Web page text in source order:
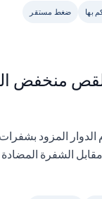
بها ضغط مستقر
منخفض
الدوار المزود
الشفرة